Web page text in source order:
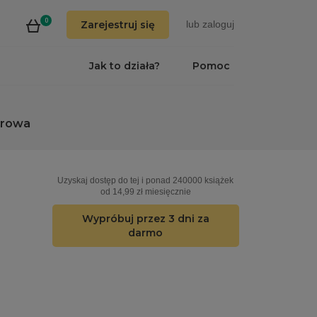
0 Zarejestruj się lub zaloguj
Pomoc
Jak to działa?
Uzyskaj dostęp do tej i ponad 240000 książek
od 14,99 zł miesięcznie
Wypróbuj przez 3 dni za
darmo